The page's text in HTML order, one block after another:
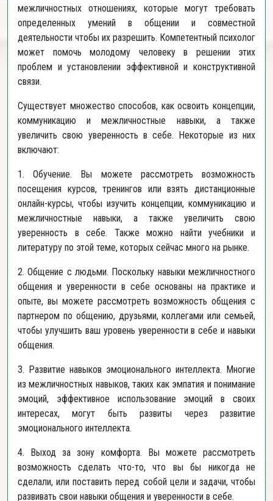
межличностных отношениях, которые могут требовать
определенных умений в общении и совместной
деятельности чтобы их разрешить. Компетентный психолог
может помочь молодому человеку в решении этих
проблем и установлении эффективной и конструктивной
связи.
Существует множество способов, как освоить концепции,
коммуникацию и межличностные навыки, а также
увеличить свою уверенность в себе. Некоторые из них
включают:
1. Обучение. Вы можете рассмотреть возможность
посещения курсов, тренингов или взять дистанционные
онлайн-курсы, чтобы изучить концепции, коммуникацию и
межличностные навыки, а также увеличить свою
уверенность в себе. Также можно найти учебники и
литературу по этой теме, которых сейчас много на рынке.
2. Общение с людьми. Поскольку навыки межличностного
общения и уверенности в себе основаны на практике и
опыте, вы можете рассмотреть возможность общения с
партнером по общению, друзьями, коллегами или семьей,
чтобы улучшить ваш уровень уверенности в себе и навыки
общения.
3. Развитие навыков эмоционального интеллекта. Многие
из межличностных навыков, таких как эмпатия и понимание
эмоций, эффективное использование эмоций в своих
интересах, могут быть развиты через развитие
эмоционального интеллекта.
4. Выход за зону комфорта. Вы можете рассмотреть
возможность сделать что-то, что вы бы никогда не
сделали, или поставить перед собой цели и задачи, чтобы
развивать свои навыки общения и уверенности в себе.